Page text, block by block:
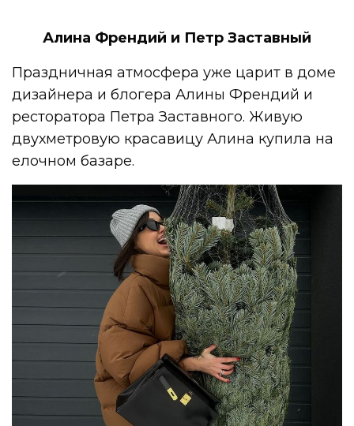
Алина Френдий и Петр Заставный
Праздничная атмосфера уже царит в доме
дизайнера и блогера Алины Френдий и
ресторатора Петра Заставного. Живую
двухметровую красавицу Алина купила на
елочном базаре.